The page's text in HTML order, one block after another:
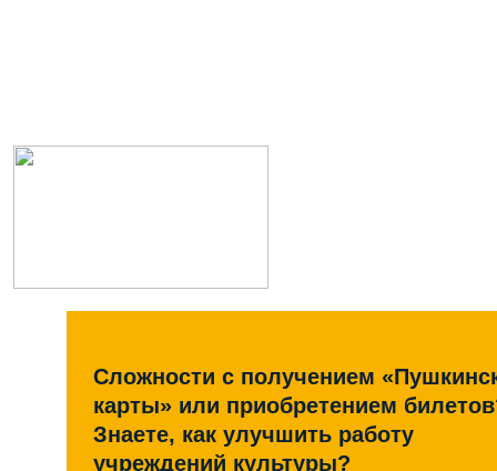
Сложности с получением
карты» или приобретением
Знаете, как улучшить работу
учреждений культуры?